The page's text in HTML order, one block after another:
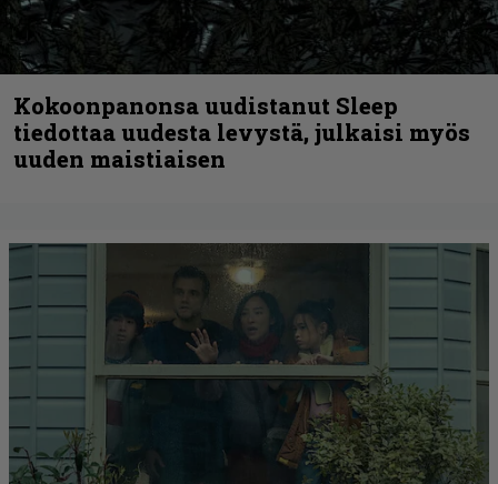
Kokoonpanonsa uudistanut Sleep
tiedottaa uudesta levystä, julkaisi myös
uuden maistiaisen